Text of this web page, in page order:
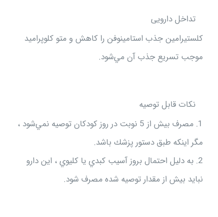
تداخل دارویی
كلستيرامين جذب استامينوفن را كاهش و متو كلوپراميد
موجب تسريع جذب آن مي‌شود.
نکات قابل توصيه
1. مصرف بيش از 5 نوبت در روز كودكان توصيه نمي‌شود ،
مگر اينكه طبق دستور پزشك باشد.
2. به دليل احتمال بروز آسيب كبدي يا كليوي ، اين دارو
نبايد بيش از مقدار توصيه شده مصرف شود.